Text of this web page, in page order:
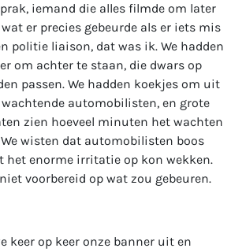
iemand die alles filmde om later
er precies gebeurde als er iets mis
politie liaison, dat was ik. We hadden
om achter te staan, die dwars op
passen. We hadden koekjes om uit
wachtende automobilisten, en grote
zien hoeveel minuten het wachten
wisten dat automobilisten boos
het enorme irritatie op kon wekken.
voorbereid op wat zou gebeuren.
keer op keer onze banner uit en